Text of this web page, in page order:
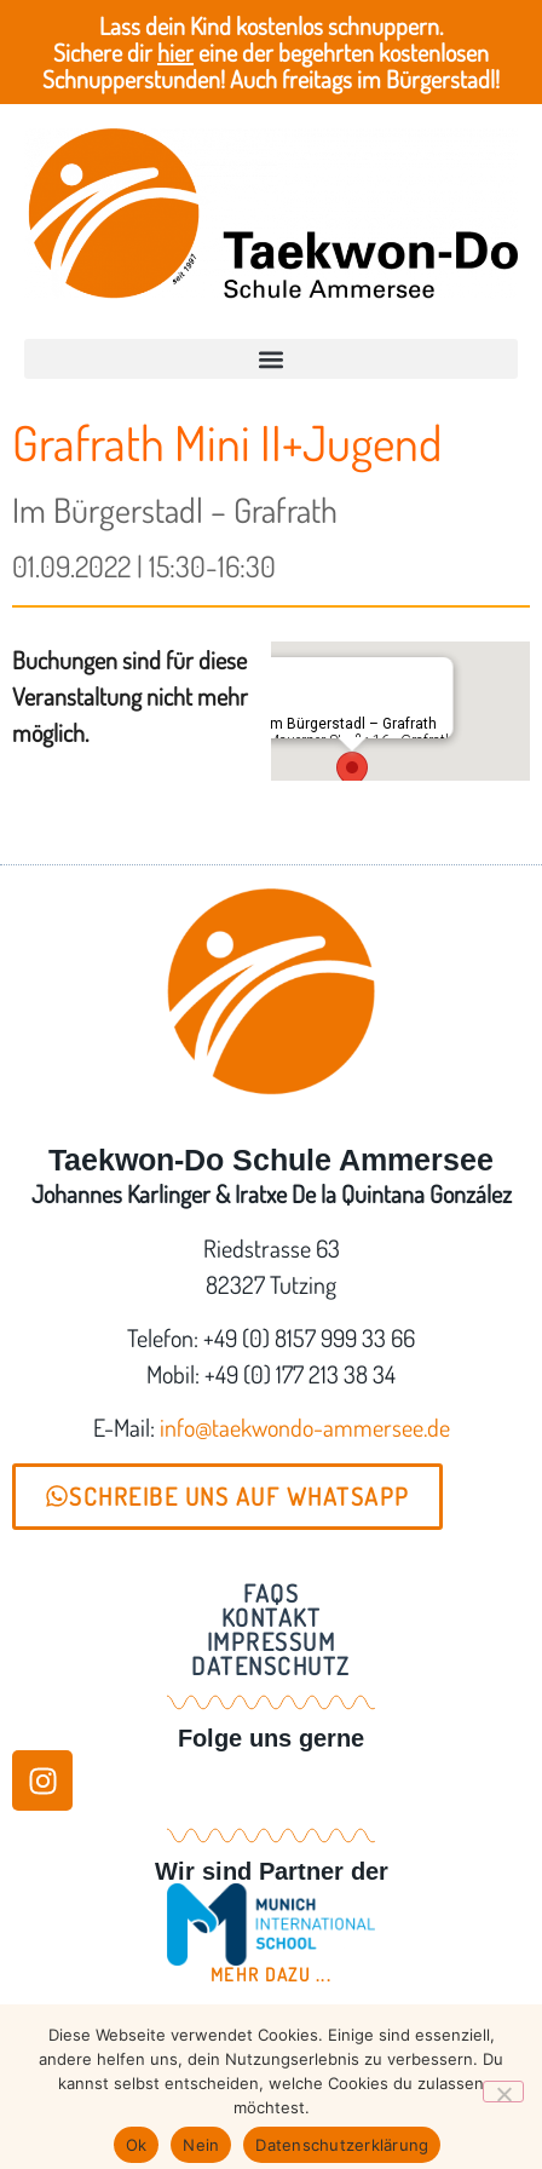
Lass dein Kind kostenlos schnuppern.
Sichere dirhiereine der begehrten kostenlosen
Schnupperstunden! Auch freitags im Bürgerstadl!
Grafrath Mini II+Jugend
Im Bürgerstadl – Grafrath
01.09.2022 | 15:30-16:30
Buchungen sind für diese
Veranstaltung nicht mehr
möglich.
Im Bürgerstadl – Grafrath
Mauerner Straße 16 - Grafrath
Taekwon-Do Schule Ammersee
Johannes Karlinger & Iratxe De la Quintana González
Riedstrasse 63
82327 Tutzing
Telefon: +49 (0) 8157 999 33 66
Mobil: +49 (0) 177 213 38 34
E-Mail: info@taekwondo-ammersee.de
SCHREIBE UNS AUF WHATSAPP
FAQS
KONTAKT
IMPRESSUM
DATENSCHUTZ
Folge uns gerne
Wir sind Partner der
MEHR DAZU ...
Copyright © 2026 – Taekwondo Ammersee | All rights
reserved.
Diese Webseite verwendet Cookies. Einige sind essenziell,
andere helfen uns, dein Nutzungserlebnis zu verbessern. Du
kannst selbst entscheiden, welche Cookies du zulassen
möchtest.
Ok
Nein Datenschutzerklärung